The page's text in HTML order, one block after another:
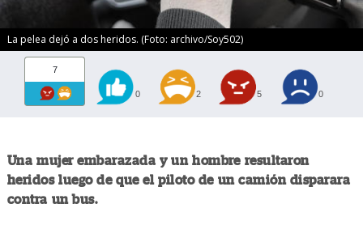
La pelea dejó a dos heridos. (Foto: archivo/Soy502)
7
0 2 5 0
Una mujer embarazada y un hombre resultaron
heridos luego de que el piloto de un camión disparara
contra un bus.